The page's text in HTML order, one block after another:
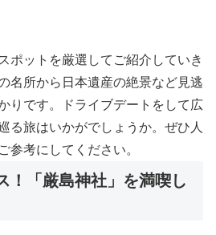
ポットを厳選してご紹介していき
名所から日本遺産の絶景など見逃
りです。ドライブデートをして広
る旅はいかがでしょうか。ぜひ人
参考にしてください。
！「厳島神社」を満喫し